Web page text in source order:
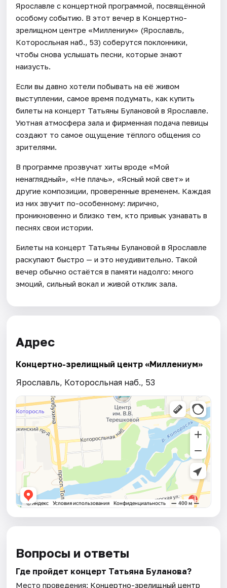
Ярославле с концертной программой, посвящённой
особому событию. В этот вечер в Концертно-
зрелищном центре «Миллениум» (Ярославль,
Которосльная наб., 53) соберутся поклонники,
чтобы снова услышать песни, которые знают
наизусть.
Если вы давно хотели побывать на её живом
выступлении, самое время подумать, как купить
билеты на концерт Татьяны Булановой в Ярославле.
Уютная атмосфера зала и фирменная подача певицы
создают то самое ощущение тёплого общения со
зрителями.
В программе прозвучат хиты вроде «Мой
ненаглядный», «Не плачь», «Ясный мой свет» и
другие композиции, проверенные временем. Каждая
из них звучит по-особенному: лирично,
проникновенно и близко тем, кто привык узнавать в
песнях свои истории.
Билеты на концерт Татьяны Булановой в Ярославле
раскупают быстро — и это неудивительно. Такой
вечер обычно остаётся в памяти надолго: много
эмоций, сильный вокал и живой отклик зала.
Адрес
Концертно-зрелищный центр «Миллениум»
Ярославль, Которосльная наб., 53
Вопросы и ответы
Где пройдет концерт Татьяна Буланова?
Место проведения: Концертно-зрелищный центр